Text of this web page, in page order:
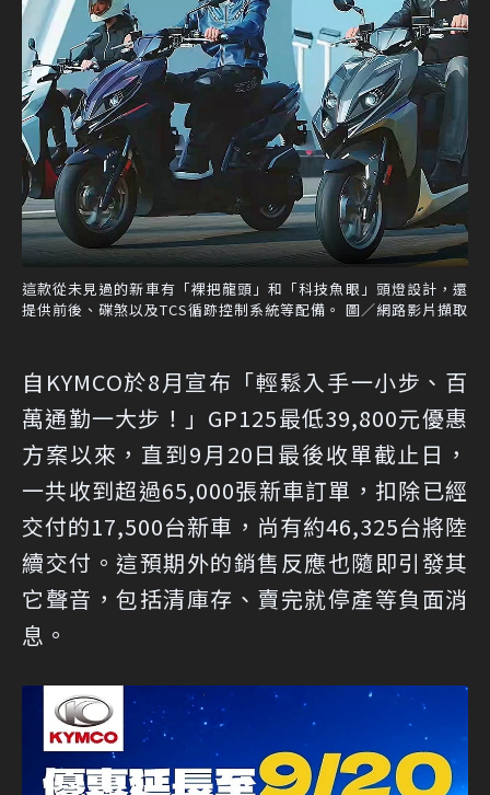
這款從未見過的新車有「裸把龍頭」和「科技魚眼」頭燈設計，還
提供前後、碟煞以及TCS循跡控制系統等配備。 圖／網路影片擷取
自KYMCO於8月宣布「輕鬆入手一小步、百
萬通勤一大步！」GP125最低39,800元優惠
方案以來，直到9月20日最後收單截止日，
一共收到超過65,000張新車訂單，扣除已經
交付的17,500台新車，尚有約46,325台將陸
續交付。這預期外的銷售反應也隨即引發其
它聲音，包括清庫存、賣完就停產等負面消
息。